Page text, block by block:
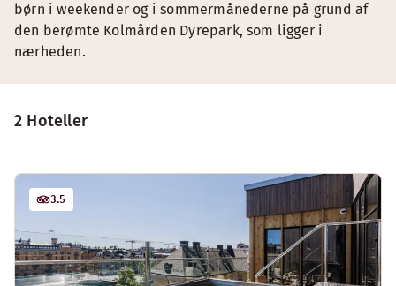
2 Hoteller
3.5
børn i weekender og i sommermånederne på grund af
den berømte Kolmården Dyrepark, som ligger i
nærheden.